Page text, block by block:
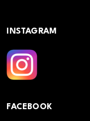
INSTAGRAM
FACEBOOK